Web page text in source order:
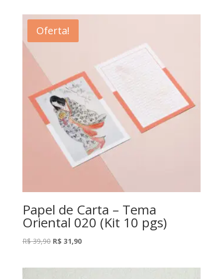
era:
R$ 39,90.
Oferta!
Papel de Carta – Tema
Oriental 020 (Kit 10 pgs)
R$39,90 O
R$ 31,90O